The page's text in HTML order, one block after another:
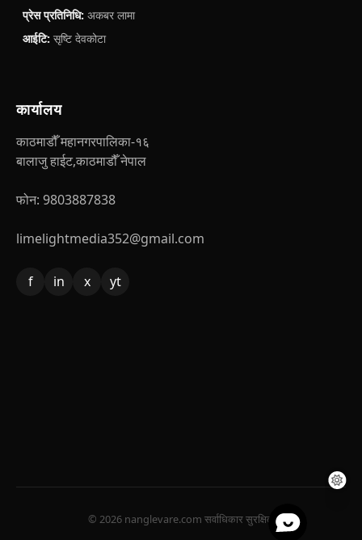
प्रेस प्रतिनिधि: अकबर लामा
आईटि: सृष्टि देवकोटा
कार्यालय
काठमाडौँ महानगरपालिका-१६
बालाजु हाईट,काठमाडौँ नेपाल
फोन: 9803887838
limelightmedia352@gmail.com
f in x yt
© 2026 nanglevare.com सर्वाधिकार सुरक्षित.